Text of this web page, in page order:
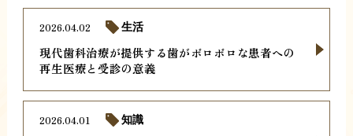
現代歯科治療が提供する歯がボロボロな患者への
再生医療と受診の意義
2026.04.02 生活
2026.04.01 知識